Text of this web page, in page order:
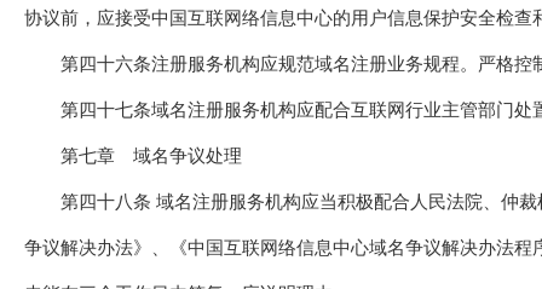
协议前，应接受中国互联网络信息中心的用户信息保护安全检查
第四十六条注册服务机构应规范域名注册业务规程。严格控
第四十七条域名注册服务机构应配合互联网行业主管部门处
第七章 域名争议处理
第四十八条 域名注册服务机构应当积极配合人民法院、仲裁
争议解决办法》、《中国互联网络信息中心域名争议解决办法